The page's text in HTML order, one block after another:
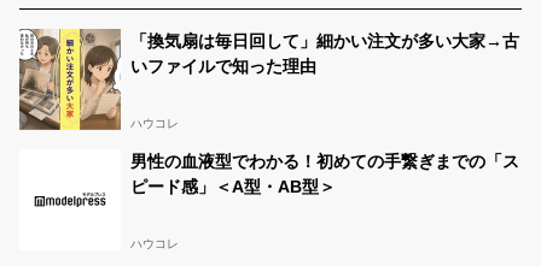
「換気扇は毎日回して」細かい注文が多い大家→古
いファイルで知った理由
ハウコレ
男性の血液型でわかる！初めての手繋ぎまでの「ス
ピード感」＜A型・AB型＞
ハウコレ